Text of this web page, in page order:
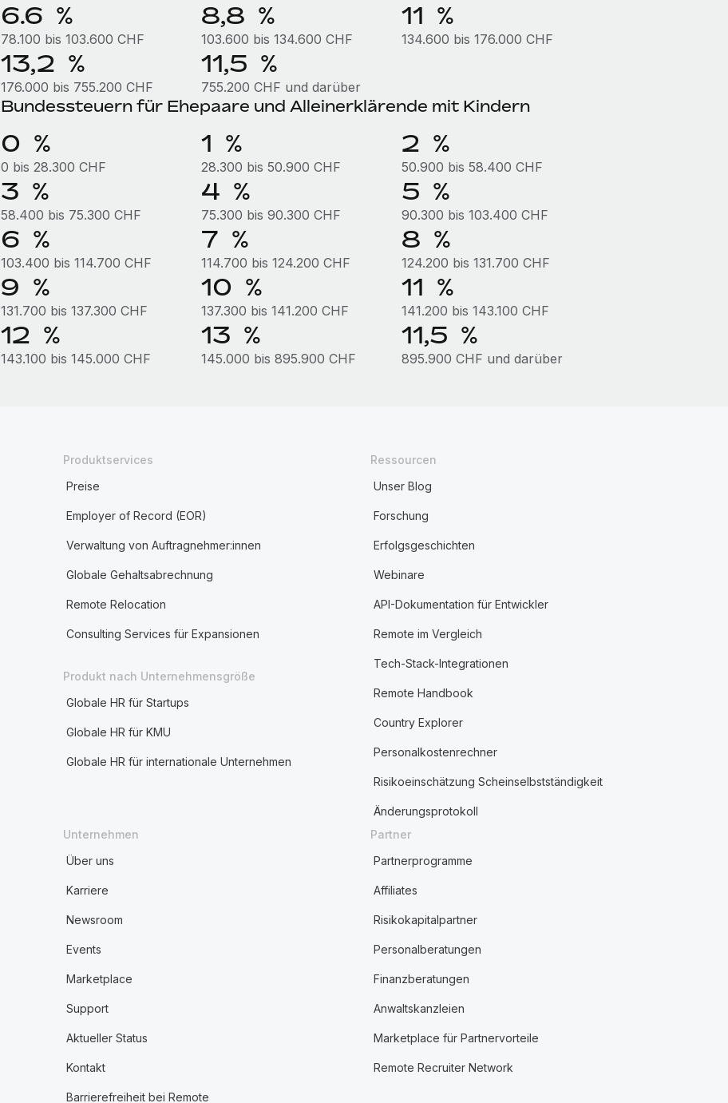
6.6 %
78.100 bis 103.600 CHF
8,8 %
103.600 bis 134.600 CHF
11 %
134.600 bis 176.000 CHF
13,2 %
176.000 bis 755.200 CHF
11,5 %
755.200 CHF und darüber
Bundessteuern für Ehepaare und Alleinerklärende mit Kindern
0 %
0 bis 28.300 CHF
1 %
28.300 bis 50.900 CHF
2 %
50.900 bis 58.400 CHF
3 %
58.400 bis 75.300 CHF
4 %
75.300 bis 90.300 CHF
5 %
90.300 bis 103.400 CHF
6 %
103.400 bis 114.700 CHF
7 %
114.700 bis 124.200 CHF
8 %
124.200 bis 131.700 CHF
9 %
131.700 bis 137.300 CHF
10 %
137.300 bis 141.200 CHF
11 %
141.200 bis 143.100 CHF
12 %
143.100 bis 145.000 CHF
13 %
145.000 bis 895.900 CHF
11,5 %
895.900 CHF und darüber
Produktservices
Preise
Employer of Record (EOR)
Verwaltung von Auftragnehmer:innen
Globale Gehaltsabrechnung
Remote Relocation
Consulting Services für Expansionen
Produkt nach Unternehmensgröße
Globale HR für Startups
Globale HR für KMU
Globale HR für internationale Unternehmen
Ressourcen
Unser Blog
Forschung
Erfolgsgeschichten
Webinare
API-Dokumentation für Entwickler
Remote im Vergleich
Tech-Stack-Integrationen
Remote Handbook
Country Explorer
Personalkostenrechner
Risikoeinschätzung Scheinselbstständigkeit
Änderungsprotokoll
Unternehmen
Über uns
Karriere
Newsroom
Events
Marketplace
Support
Aktueller Status
Kontakt
Barrierefreiheit bei Remote
Partner
Partnerprogramme
Affiliates
Risikokapitalpartner
Personalberatungen
Finanzberatungen
Anwaltskanzleien
Marketplace für Partnervorteile
Remote Recruiter Network